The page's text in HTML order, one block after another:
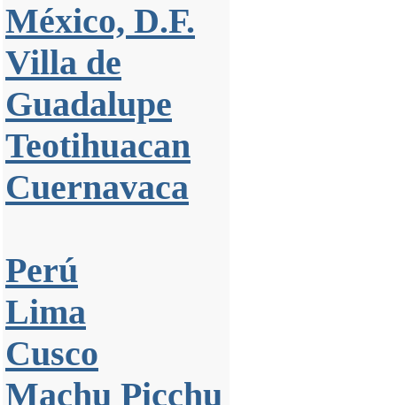
México, D.F.
Villa de
Guadalupe
Teotihuacan
Cuernavaca
Perú
Lima
Cusco
Machu Picchu